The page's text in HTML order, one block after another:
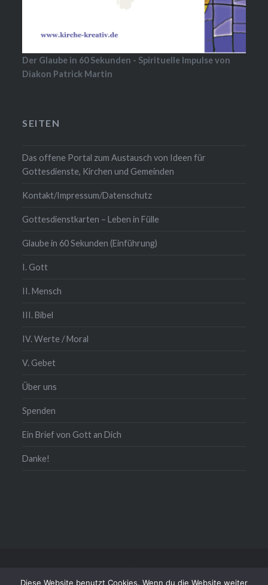
Der Glaube in 60 Sekunden - Spirituelle Impulse von
Diakon Patrick Martin
SEITEN
Das offene Portal zum Austausch von Ideen für
Gottesdienste, Kirchen und Gemeinden
Kontakt/Impressum/Datenschutz
Gottesdienstkarten – Leben in Fülle
Glaube in 60 Sekunden (Einführung)
I. Gott
II. Mensch
III. Bibel
IV. Werte / Moral
V. Gebet
Über uns
Spenden
Ein Brief von Gott an Dich
Danke!
Diese Website benutzt Cookies. Wenn du die Website weiter